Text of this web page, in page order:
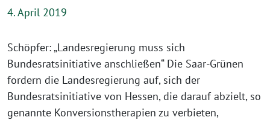
4. April 2019
Schöpfer: „Landesregierung muss sich
Bundesratsinitiative anschließen“ Die Saar-Grünen
fordern die Landesregierung auf, sich der
Bundesratsinitiative von Hessen, die darauf abzielt, so
genannte Konversionstherapien zu verbieten,